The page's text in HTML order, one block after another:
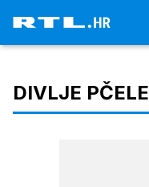
DIVLJE PČELE